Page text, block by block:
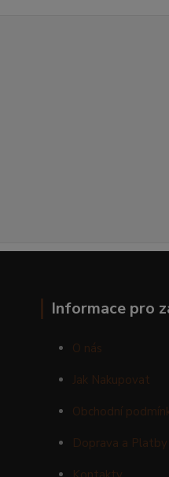
Informace pro
O nás
Jak Nakupovat
Obchodní
Doprava a Platby